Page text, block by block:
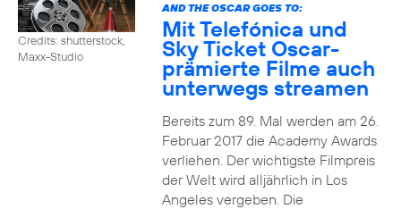
Credits: shutterstock,
Maxx-Studio
AND THE OSCAR GOES TO:
Mit Telefónica und
Sky Ticket Oscar-
prämierte Filme auch
unterwegs streamen
Bereits zum 89. Mal werden am 26.
Februar 2017 die Academy Awards
verliehen. Der wichtigste Filmpreis
der Welt wird alljährlich in Los
Angeles vergeben. Die